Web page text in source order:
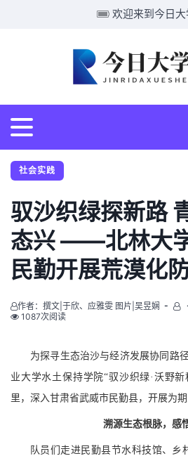
欢迎来到今日
社会实践
驭沙织绿探新路
态兴 ——北林大
民勤开展荒漠化
作者：撰文|于欣、应雅雯 图片|吴昱娴
1087次阅读
为探寻生态治沙与经济发展协同路径
业大学水土保持学院“驭沙织绿·沃野
里，深入甘肃省武威市民勤县，开展为期
溯源生态根脉，感
队员们走进民勤县节水科技馆、乡